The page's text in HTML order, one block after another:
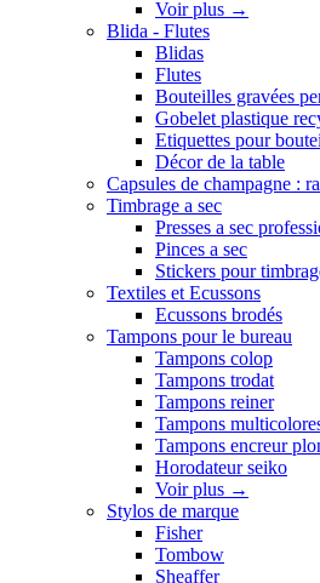
Voir plus →
Blida - Flutes
Blidas
Flutes
Bouteilles gravées
Gobelet plastique
Etiquettes pour
Décor de la table
Capsules de champagne :
Timbrage a sec
Presses a sec
Pinces a sec
Stickers pour
Textiles et Ecussons
Ecussons brodés
Tampons pour le bureau
Tampons colop
Tampons trodat
Tampons reiner
Tampons
Tampons encreur
Horodateur seiko
Voir plus →
Stylos de marque
Fisher
Tombow
Sheaffer